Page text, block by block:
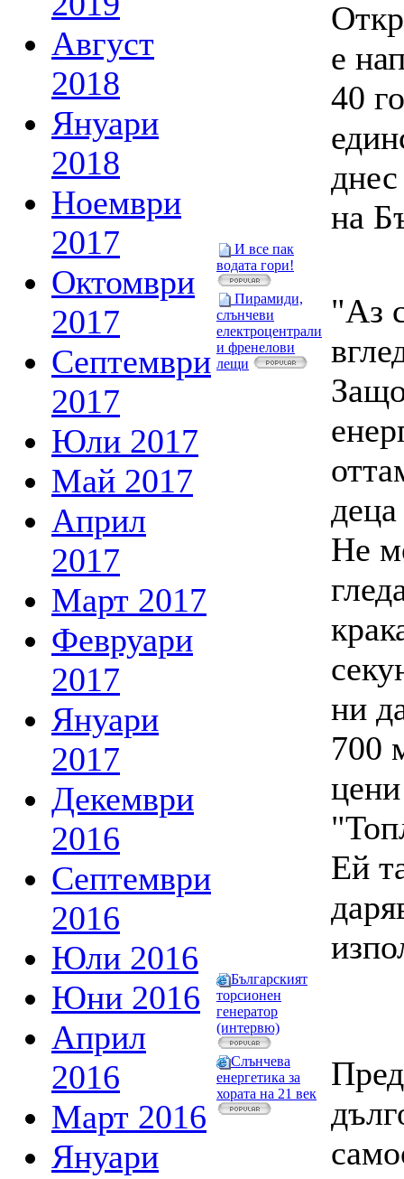
Август
2018
Януари
2018
Ноември
2017
Октомври
2017
Септември
2017
Юли 2017
Май 2017
Април
2017
Март 2017
Февруари
2017
Януари
2017
Декември
2016
Септември
2016
Юли 2016
Юни 2016
Април
2016
Март 2016
Януари
е
40
на
И все пак
водата гори!
Пирамиди,
слънчеви
електроцентрали
и френелови
лещи
"Аз
Не
ни
700
Ей
Българският
торсионен
генератор
(интервю)
Слънчева
енергетика за
хората на 21 век